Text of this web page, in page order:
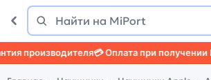
Поиск
Найти
производителя💳 Оплата при получении📱